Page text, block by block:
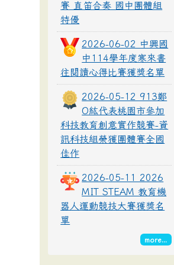
賽 直笛合奏 國中團體組
特優
2026-06-02 中興國
中114學年度寒來書
往閱讀心得比賽獲獎名單
2026-05-12 913鄭
O紘代表桃園市參加
科技教育創意實作競賽-資
訊科技組榮獲團體賽全國
佳作
2026-05-11 2026
MIT STEAM 教育機
器人運動競技大賽獲獎名
單
more...